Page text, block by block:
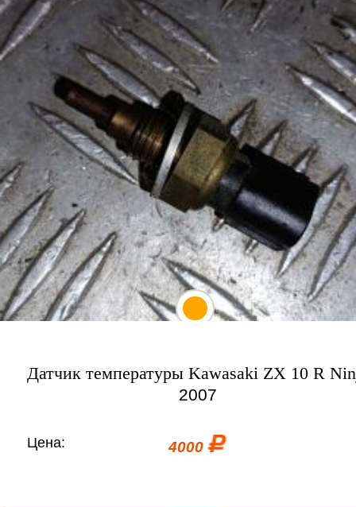
Датчик температуры Kawasaki ZX 10 R
2007
Цена: 4000